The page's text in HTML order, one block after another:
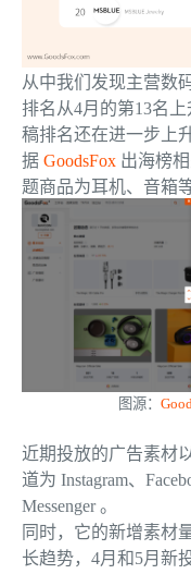
从中我们发现主营数
排名从4月的第13名
稿排名还在进一步上升
据 GoodsFox 出海榜
题商品为耳机、音箱等
图源：
近期投放的广告素材
道为 Instagram、
Messenger 。
同时，它的新增素材
长趋势，4月和5月新